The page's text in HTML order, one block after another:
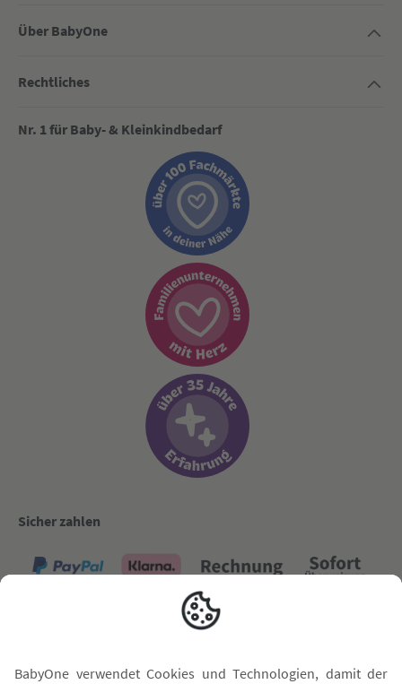
Über BabyOne
Rechtliches
Nr. 1 für Baby- & Kleinkindbedarf
Sicher zahlen
Versand mit